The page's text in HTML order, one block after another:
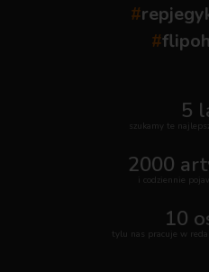
#
#
5
szukamy te
2000
i codziennie
10
tylu nas pracuje w